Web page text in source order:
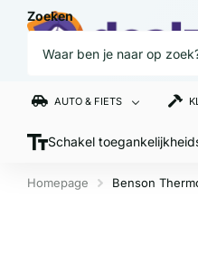
Zoeken
AUTO & FIETS
Schakel
Homepage Benson